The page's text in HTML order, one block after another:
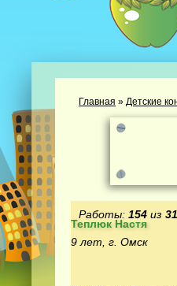
Главная » Детские
Работы: 154 из
Теплюк Настя
9 лет, г. Омск